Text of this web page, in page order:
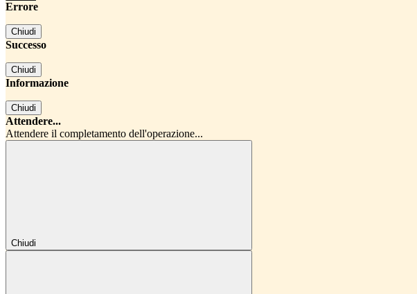
Errore
Chiudi
Successo
Chiudi
Informazione
Chiudi
Attendere...
Attendere il completamento dell'operazione...
Chiudi